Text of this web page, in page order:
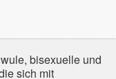
bisexuelle und
sich mit